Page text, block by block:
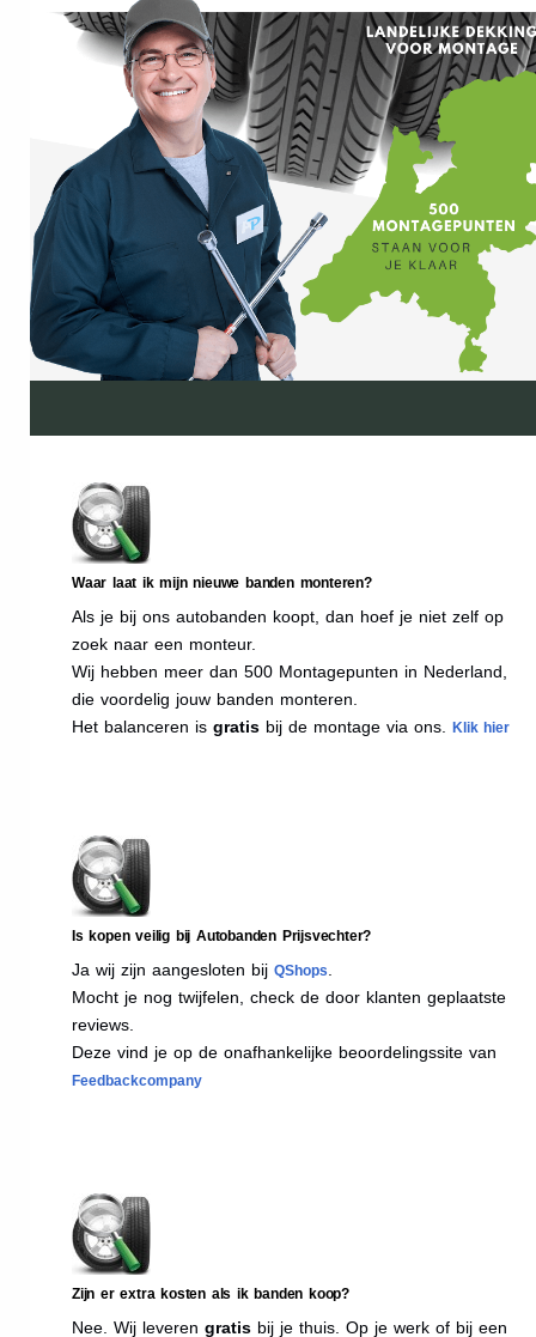
Waar laat ik mijn nieuwe banden monteren?
Als je bij ons autobanden koopt, dan hoef je niet zelf op
zoek naar een monteur.
Wij hebben meer dan 500 Montagepunten in Nederland,
die voordelig jouw banden monteren.
Het balanceren is gratis bij de montage via ons. Klik hier
Is kopen veilig bij Autobanden Prijsvechter?
Ja wij zijn aangesloten bij QShops
Mocht je nog twijfelen, check de door klanten geplaatste
reviews.
Deze vind je op de onafhankelijke beoordelingssite van
Feedbackcompany
Zijn er extra kosten als ik banden koop?
Nee. Wij leveren gratis bij je thuis. Op je werk of bij een